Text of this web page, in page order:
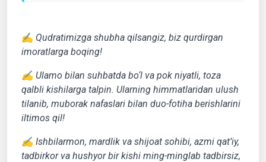
✍️ Qudratimizga shubha qilsangiz, biz qurdirgan
imoratlarga boqing!
✍️ Ulamo bilan suhbatda bo‘l va pok niyatli, toza
qalbli kishilarga talpin. Ularning himmatlaridan ulush
tilanib, muborak nafaslari bilan duo-fotiha berishlarini
iltimos qil!
✍️ Ishbilarmon, mardlik va shijoat sohibi, azmi qat’iy,
tadbirkor va hushyor bir kishi ming-minglab tadbirsiz,